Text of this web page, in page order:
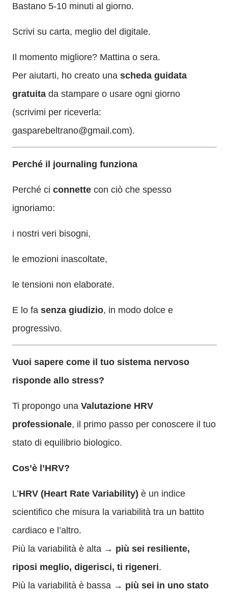
Bastano 5-10 minuti al giorno.
Scrivi su carta, meglio del digitale.
Il momento migliore? Mattina o sera.
Per aiutarti, ho creato una scheda guidata
gratuita da stampare o usare ogni giorno
(scrivimi per riceverla:
gasparebeltrano@gmail.com).
Perché il journaling funziona
Perché ci connette con ciò che spesso
ignoriamo:
i nostri veri bisogni,
le emozioni inascoltate,
le tensioni non elaborate.
E lo fa senza giudizio, in modo dolce e
progressivo.
Vuoi sapere come il tuo sistema nervoso
risponde allo stress?
Ti propongo una Valutazione HRV
professionale, il primo passo per conoscere il tuo
stato di equilibrio biologico.
Cos’è l’HRV?
L’HRV (Heart Rate Variability) è un indice
scientifico che misura la variabilità tra un battito
cardiaco e l’altro.
Più la variabilità è alta → più sei resiliente,
riposi meglio, digerisci, ti rigeneri.
Più la variabilità è bassa → più sei in uno stato